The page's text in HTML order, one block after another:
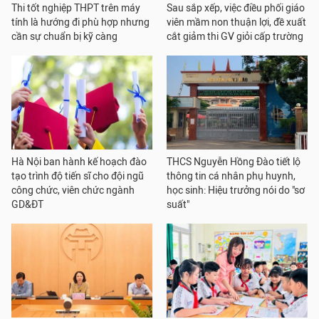
Thi tốt nghiệp THPT trên máy
tính là hướng đi phù hợp nhưng
cần sự chuẩn bị kỹ càng
Sau sắp xếp, việc điều phối giáo
viên mầm non thuận lợi, đề xuất
cắt giảm thi GV giỏi cấp trường
Hà Nội ban hành kế hoạch đào
tạo trình độ tiến sĩ cho đội ngũ
công chức, viên chức ngành
GD&ĐT
THCS Nguyễn Hồng Đào tiết lộ
thông tin cá nhân phụ huynh,
học sinh: Hiệu trưởng nói do "sơ
suất"